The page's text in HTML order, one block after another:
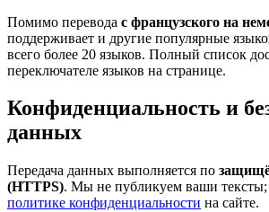
Помимо перевода с французского на
поддерживает и другие популярные
всего более 20 языков. Полный список
переключателе языков на странице.
Конфиденциальность и
данных
Передача данных выполняется по
(HTTPS). Мы не публикуем ваши
политике конфиденциальности на сайте.